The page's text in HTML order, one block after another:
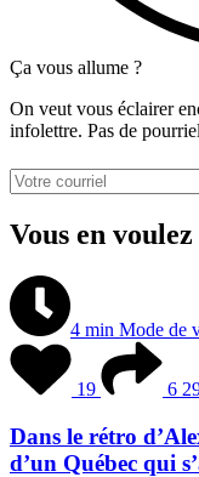
Ça vous allume ?
On veut vous éclairer
infolettre. Pas de
Vous en
4 min Mode de
19 6
Dans le rétro
d’un Québec qui